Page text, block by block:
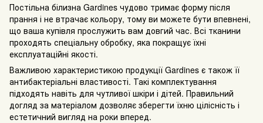
Постільна білизна Gardines чудово тримає форму після
прання і не втрачає кольору, тому ви можете бути впевнені,
що ваша купівля прослужить вам довгий час. Всі тканини
проходять спеціальну обробку, яка покращує їхні
експлуатаційні якості.
Важливою характеристикою продукції Gardines є також її
антибактеріальні властивості. Такі комплектування
підходять навіть для чутливої шкіри і дітей. Правильний
догляд за матеріалом дозволяє зберегти їхню цілісність і
естетичний вигляд на роки вперед.